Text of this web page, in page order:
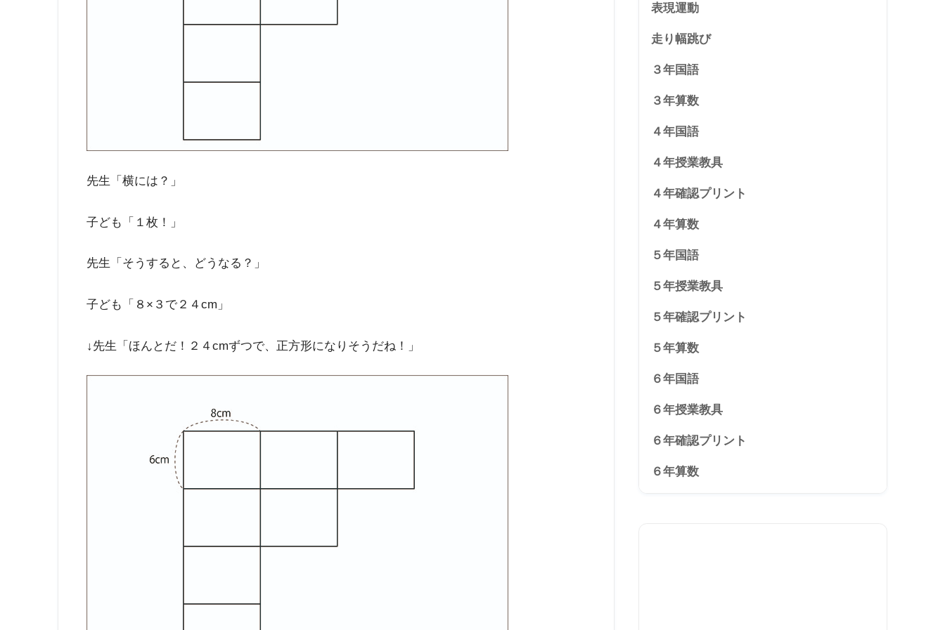
先生「横には？」
子ども「１枚！」
先生「そうすると、どうなる？」
子ども「８×３で２４cm」
↓先生「ほんとだ！２４cmずつで、正方形になりそうだね！」
表現運動
走り幅跳び
３年国語
３年算数
４年国語
４年授業教具
４年確認プリント
４年算数
５年国語
５年授業教具
５年確認プリント
５年算数
６年国語
６年授業教具
６年確認プリント
６年算数